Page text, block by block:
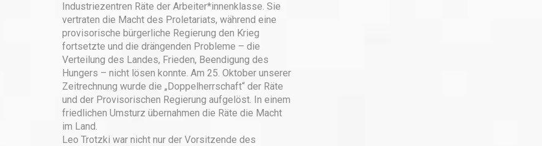
Industriezentren Räte der Arbeiter*innenklasse. Sie
vertraten die Macht des Proletariats, während eine
provisorische bürgerliche Regierung den Krieg
fortsetzte und die drängenden Probleme – die
Verteilung des Landes, Frieden, Beendigung des
Hungers – nicht lösen konnte. Am 25. Oktober unserer
Zeitrechnung wurde die „Doppelherrschaft“ der Räte
und der Provisorischen Regierung aufgelöst. In einem
friedlichen Umsturz übernahmen die Räte die Macht
im Land.
Leo Trotzki war nicht nur der Vorsitzende des